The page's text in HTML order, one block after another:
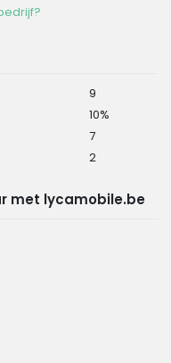
9
10%
7
2
met lycamobile.be